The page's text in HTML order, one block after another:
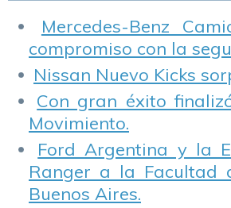
Mercedes-Benz
compromiso con la
Nissan Nuevo Kicks
Con gran éxito
Movimiento.
Ford Argentina y la
Ranger a la Facultad
Buenos Aires.